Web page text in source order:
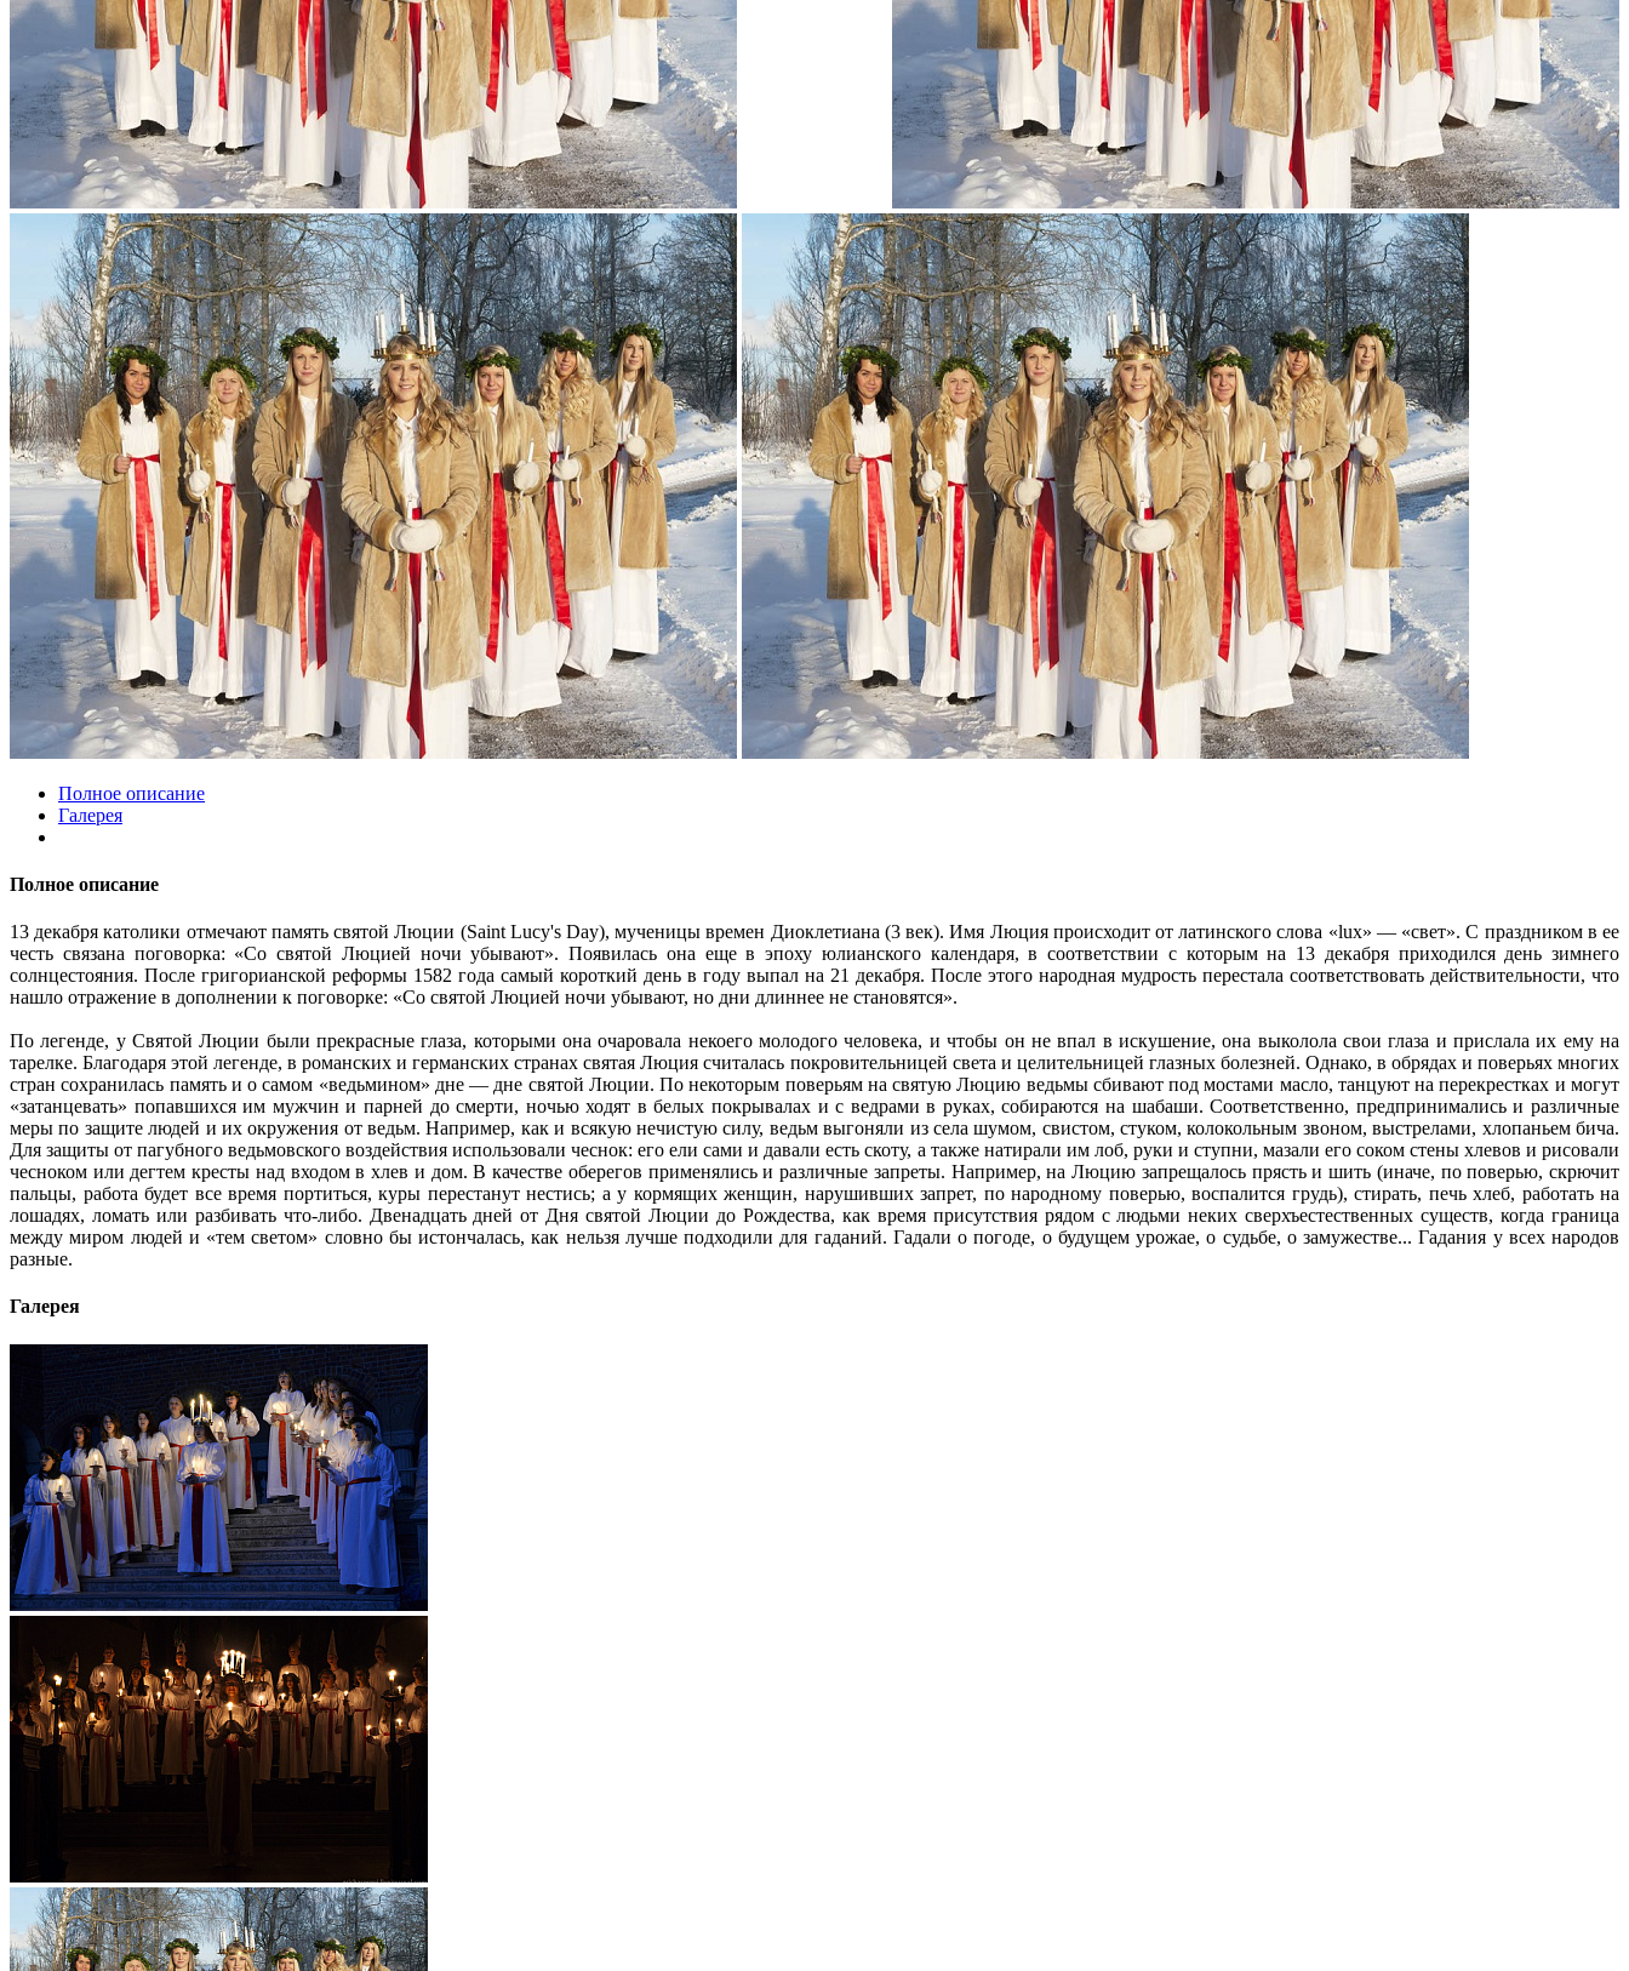
Полное описание
Галерея
Полное описание
13 декабря католики отмечают память святой Люции (Saint Lucy's Day), мученицы времен Диоклетиана (3 век). Имя Люция происходит от латинского слова «lux» — «свет». С праздником в ее
честь связана поговорка: «Со святой Люцией ночи убывают». Появилась она еще в эпоху юлианского календаря, в соответствии с которым на 13 декабря приходился день зимнего
солнцестояния. После григорианской реформы 1582 года самый короткий день в году выпал на 21 декабря. После этого народная мудрость перестала соответствовать действительности, что
нашло отражение в дополнении к поговорке: «Со святой Люцией ночи убывают, но дни длиннее не становятся».
По легенде, у Святой Люции были прекрасные глаза, которыми она очаровала некоего молодого человека, и чтобы он не впал в искушение, она выколола свои глаза и прислала их ему на
тарелке. Благодаря этой легенде, в романских и германских странах святая Люция считалась покровительницей света и целительницей глазных болезней. Однако, в обрядах и поверьях многих
стран сохранилась память и о самом «ведьмином» дне — дне святой Люции. По некоторым поверьям на святую Люцию ведьмы сбивают под мостами масло, танцуют на перекрестках и могут
«затанцевать» попавшихся им мужчин и парней до смерти, ночью ходят в белых покрывалах и с ведрами в руках, собираются на шабаши. Соответственно, предпринимались и различные
меры по защите людей и их окружения от ведьм. Например, как и всякую нечистую силу, ведьм выгоняли из села шумом, свистом, стуком, колокольным звоном, выстрелами, хлопаньем бича.
Для защиты от пагубного ведьмовского воздействия использовали чеснок: его ели сами и давали есть скоту, а также натирали им лоб, руки и ступни, мазали его соком стены хлевов и рисовали
чесноком или дегтем кресты над входом в хлев и дом. В качестве оберегов применялись и различные запреты. Например, на Люцию запрещалось прясть и шить (иначе, по поверью, скрючит
пальцы, работа будет все время портиться, куры перестанут нестись; а у кормящих женщин, нарушивших запрет, по народному поверью, воспалится грудь), стирать, печь хлеб, работать на
лошадях, ломать или разбивать что-либо. Двенадцать дней от Дня святой Люции до Рождества, как время присутствия рядом с людьми неких сверхъестественных существ, когда граница
между миром людей и «тем светом» словно бы истончалась, как нельзя лучше подходили для гаданий. Гадали о погоде, о будущем урожае, о судьбе, о замужестве... Гадания у всех народов
разные.
Галерея